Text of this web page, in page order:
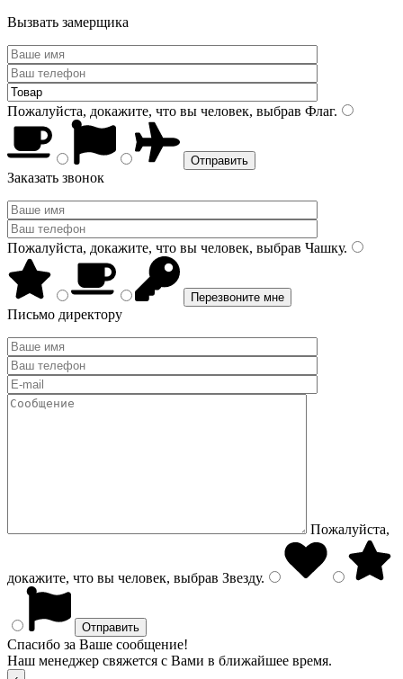
Вызвать замерщика
Пожалуйста, докажите, что вы человек, выбрав Флаг.
Заказать звонок
Пожалуйста, докажите, что вы человек, выбрав Чашку.
Письмо директору
Пожалуйста,
докажите, что вы человек, выбрав Звезду.
Спасибо за Ваше сообщение!
Наш менеджер свяжется с Вами в ближайшее время.